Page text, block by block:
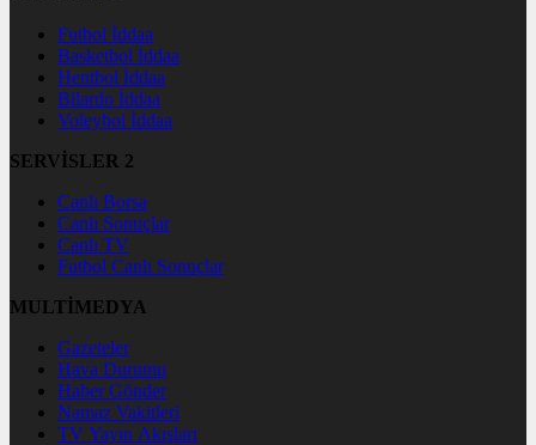
Futbol İddaa
Basketbol İddaa
Hentbol İddaa
Bilardo İddaa
Voleybol İddaa
SERVİSLER 2
Canlı Borsa
Canlı Sonuçlar
Canlı TV
Futbol Canlı Sonuçlar
MULTİMEDYA
Gazeteler
Hava Durumu
Haber Gönder
Namaz Vakitleri
TV Yayın Akışları